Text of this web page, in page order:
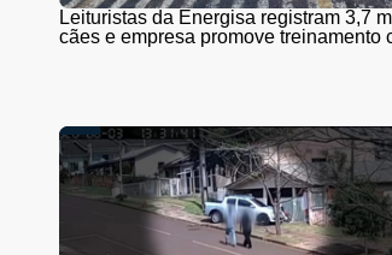
Leituristas da Energisa registram 3,7
cães e empresa promove treinamento